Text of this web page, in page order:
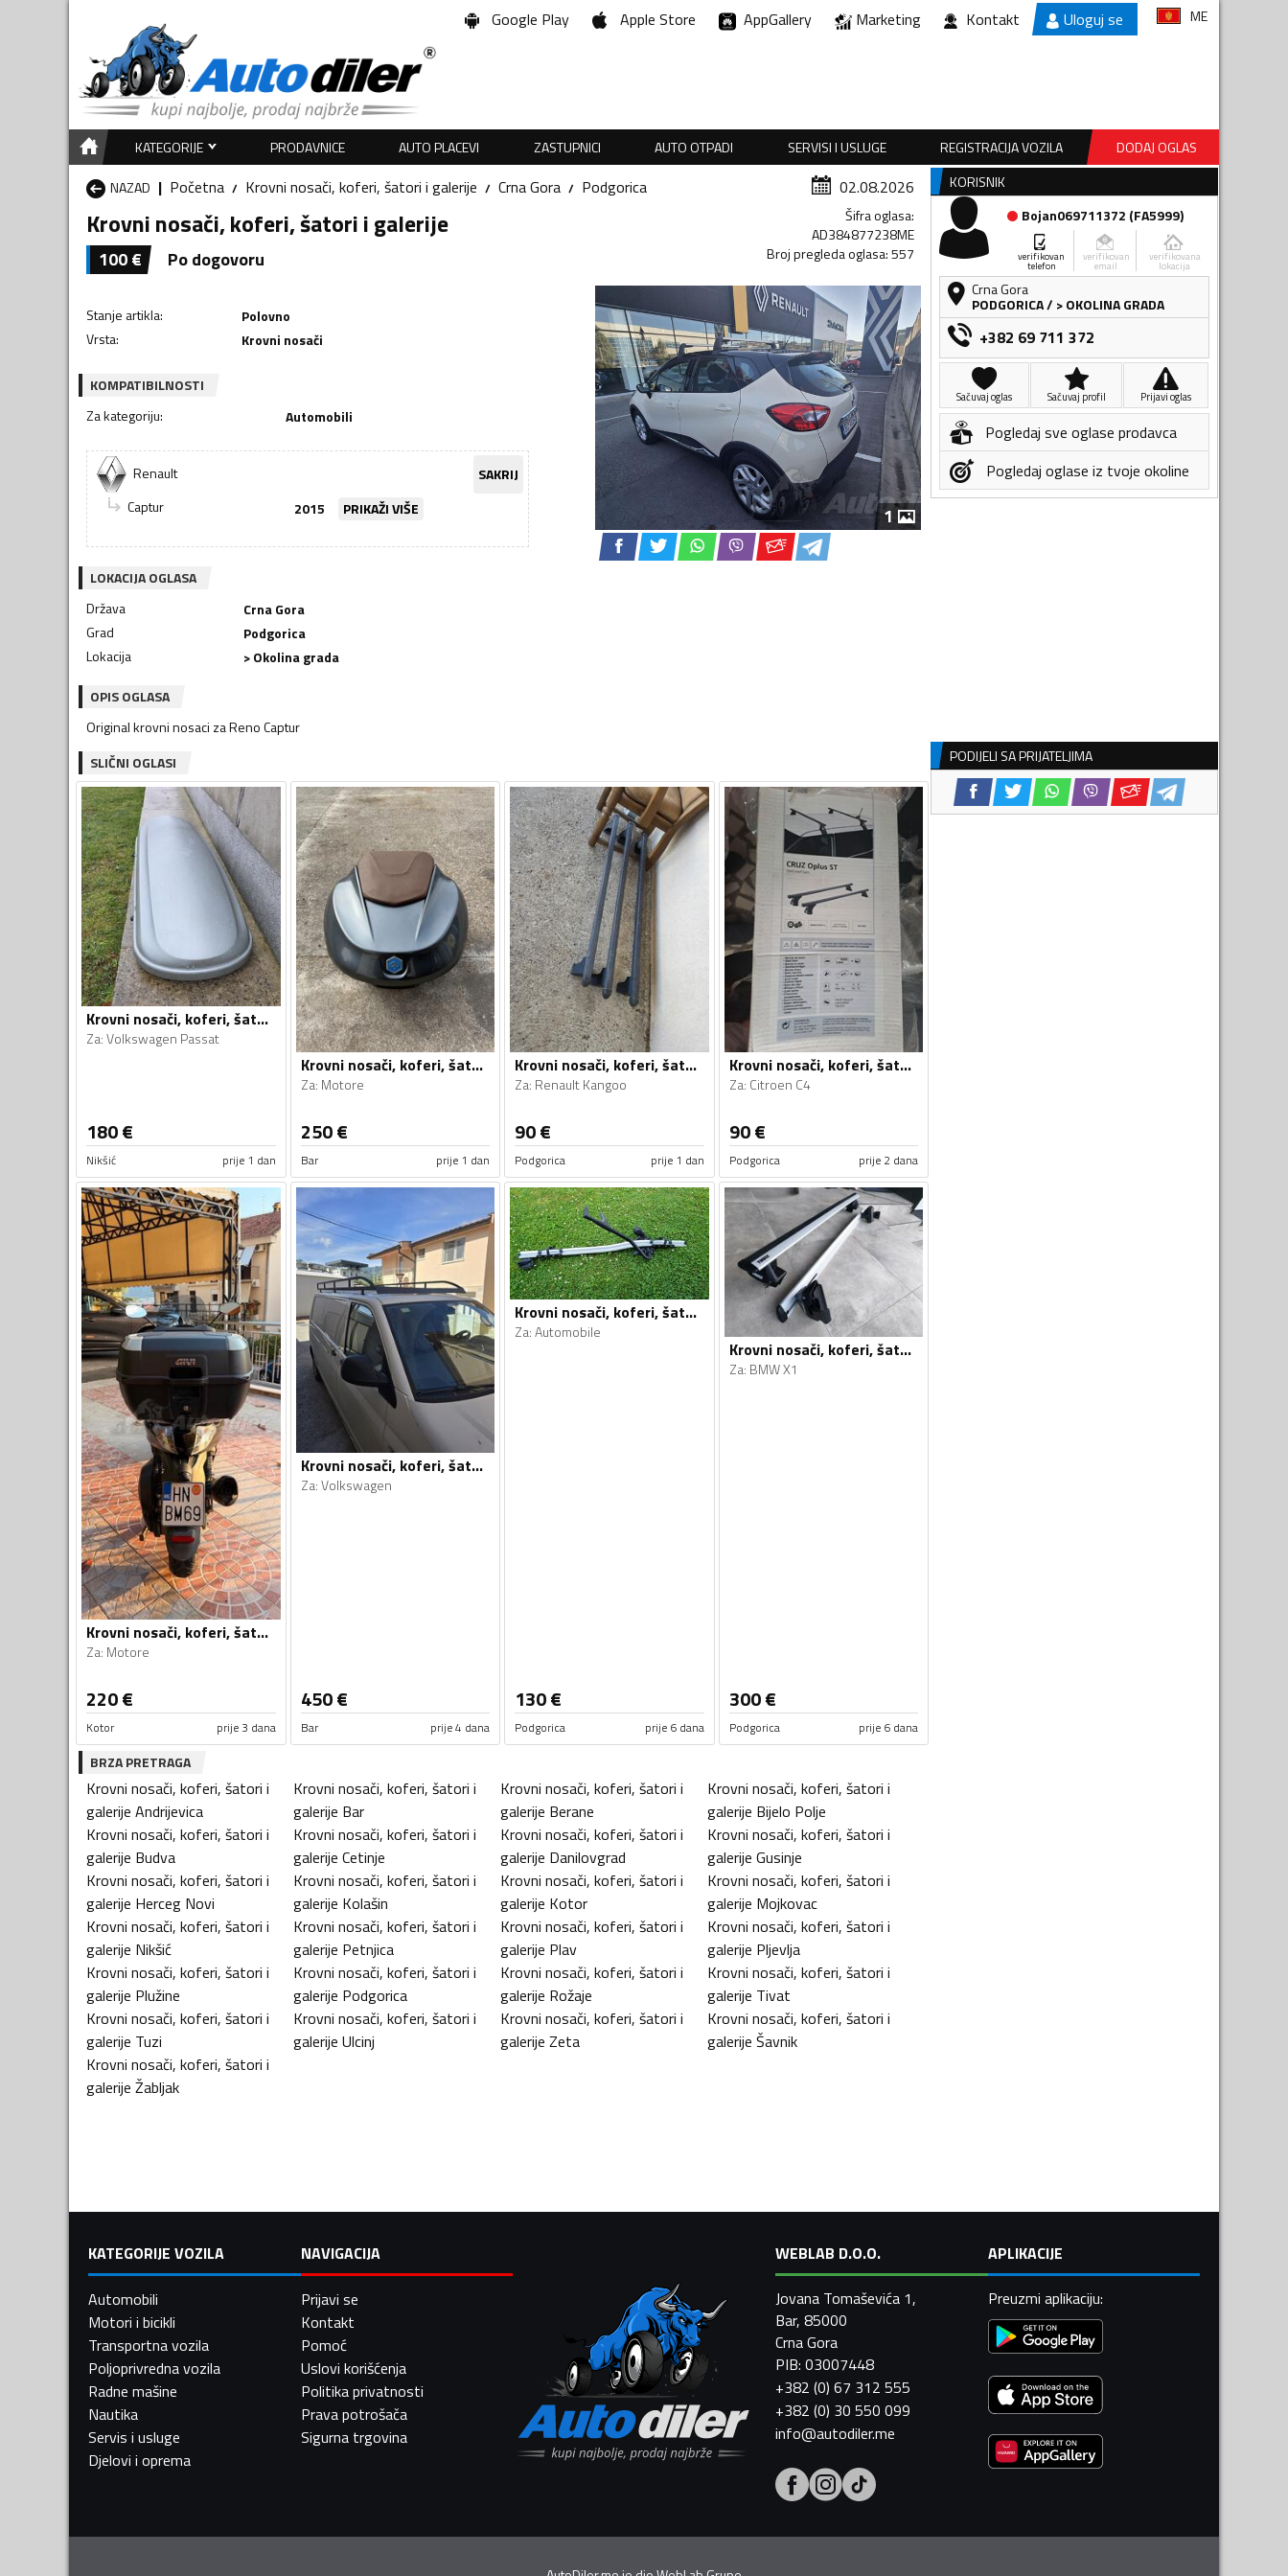
Google Play Apple Store AppGallery Marketing Kontakt Uloguj se ME
KATEGORIJE PRODAVNICE AUTO PLACEVI ZASTUPNICI AUTO OTPADI SERVISI I USLUGE REGISTRACIJA VOZILA
DODAJ OGLAS
NAZAD
Početna Krovni nosači, koferi, šatori i galerije Crna Gora Podgorica 02.08.2026
Krovni nosači, koferi, šatori i galerije
100€ Po dogovoru
Šifra oglasa:
AD384877238ME
Broj pregleda oglasa:557
Stanje artikla:
Polovno
Vrsta: Krovni nosači
KOMPATIBILNOSTI
Za kategoriju: Automobili
Renault
SAKRIJ
Captur
2015 PRIKAŽI VIŠE 1
LOKACIJA OGLASA
Država
Crna Gora
Grad
Podgorica
Lokacija
> Okolina grada
OPIS OGLASA
Original krovni nosaci za Reno Captur
SLIČNI OGLASI
Krovni nosači, koferi, šatori i galerije
Za:Volkswagen Passat
180€
Nikšić prije 1 dan
Krovni nosači, koferi, šatori i galerije
Za: Motore
250€
Bar prije 1 dan
Krovni nosači, koferi, šatori i galerije
Za: Renault Kangoo
90€
Podgorica prije 1 dan
Krovni nosači, koferi, šatori i galerije
Za: Citroen C4
90€
Podgorica prije 2 dana
Krovni nosači, koferi, šatori i galerije
Za: Motore
220€
Kotor prije 3 dana
Krovni nosači, koferi, šatori i galerije
Za:Volkswagen
450€
Bar prije 4 dana
Krovni nosači, koferi, šatori i galerije
Za:Automobile
130€
Podgorica prije 6 dana
Krovni nosači, koferi, šatori i galerije
Za: BMW X1
300€
Podgorica prije 6 dana
BRZA PRETRAGA
Krovni nosači, koferi, šatori i
galerije Andrijevica
Krovni nosači, koferi, šatori i
galerije Bar
Krovni nosači, koferi, šatori i
galerije Berane
Krovni nosači, koferi, šatori i
galerije Bijelo Polje
Krovni nosači, koferi, šatori i
galerije Budva
Krovni nosači, koferi, šatori i
galerije Cetinje
Krovni nosači, koferi, šatori i
galerije Danilovgrad
Krovni nosači, koferi, šatori i
galerije Gusinje
Krovni nosači, koferi, šatori i
galerije Herceg Novi
Krovni nosači, koferi, šatori i
galerije Kolašin
Krovni nosači, koferi, šatori i
galerije Kotor
Krovni nosači, koferi, šatori i
galerije Mojkovac
Krovni nosači, koferi, šatori i
galerije Nikšić
Krovni nosači, koferi, šatori i
galerije Petnjica
Krovni nosači, koferi, šatori i
galerije Plav
Krovni nosači, koferi, šatori i
galerije Pljevlja
Krovni nosači, koferi, šatori i
galerije Plužine
Krovni nosači, koferi, šatori i
galerije Podgorica
Krovni nosači, koferi, šatori i
galerije Rožaje
Krovni nosači, koferi, šatori i
galerije Tivat
Krovni nosači, koferi, šatori i
galerije Tuzi
Krovni nosači, koferi, šatori i
galerije Ulcinj
Krovni nosači, koferi, šatori i
galerije Zeta
Krovni nosači, koferi, šatori i
galerije Šavnik
Krovni nosači, koferi, šatori i
galerije Žabljak
KORISNIK
Bojan069711372 (FA5999)
verifikovan
telefon
verifikovan
email
verifikovana
lokacija
Crna Gora
PODGORICA/ > OKOLINA GRADA
+382 69 711 372
Sačuvaj oglas Sačuvaj profil Prijavi oglas
Pogledaj sve oglase prodavca
Pogledaj oglase iz tvoje okoline
PODIJELI SA PRIJATELJIMA
KATEGORIJE VOZILA
Automobili
Motori i bicikli
Transportna vozila
Poljoprivredna vozila
Radne mašine
Nautika
Servis i usluge
Djelovi i oprema
NAVIGACIJA
Prijavi se
Kontakt
Pomoć
Uslovi korišćenja
Politika privatnosti
Prava potrošača
Sigurna trgovina
WEBLAB D.O.O.
Jovana Tomaševića 1,
Bar, 85000
Crna Gora
PIB: 03007448
+382 (0) 67 312 555
+382 (0) 30 550 099
info@autodiler.me
APLIKACIJE
Preuzmi aplikaciju: